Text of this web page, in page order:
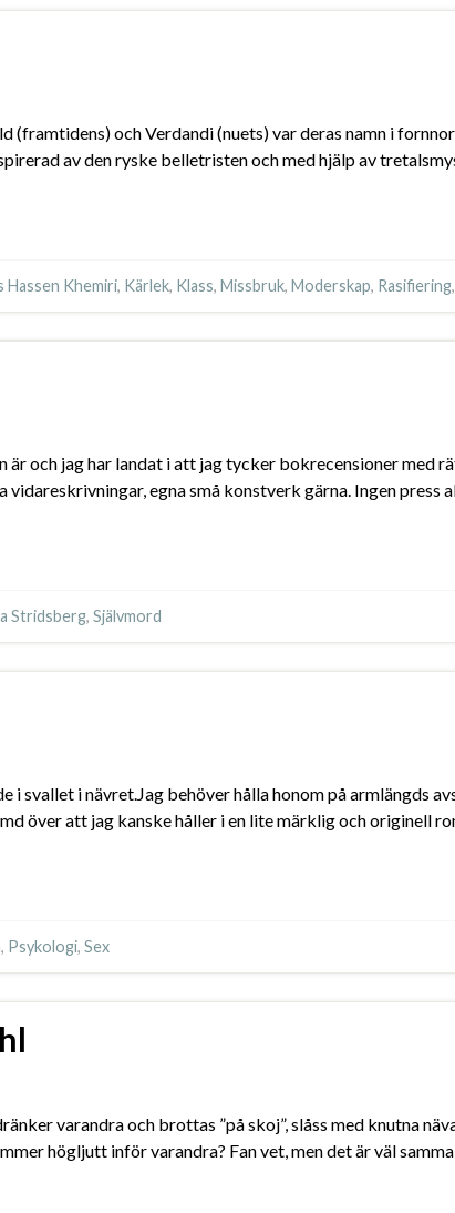
och Verdandi (nuets) var deras namn i
av den ryske belletristen och med hjälp av
Hassen Khemiri, Kärlek, Klass, Missbruk, Moderskap, Rasifiering,
och jag har landat i att jag tycker bokrecensioner med
egna små konstverk gärna. Ingen press
Stridsberg, Självmord
svallet i nävret.Jag behöver hålla honom på armlängds
över att jag kanske håller i en lite märklig och originell
, Psykologi, Sex
varandra och brottas ”på skoj”, slåss med knutna
högljutt inför varandra? Fan vet, men det är väl